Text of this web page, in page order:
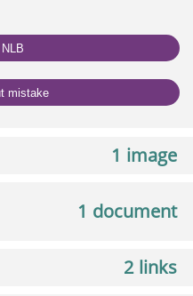
mistake
1 image
1 document
2 links